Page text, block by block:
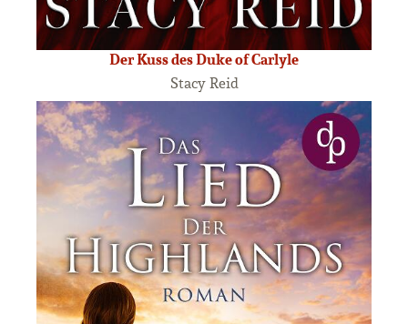
Der Kuss des Duke of Carlyle
Stacy Reid